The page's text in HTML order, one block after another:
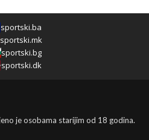
sportski.ba
sportski.mk
sportski.bg
sportski.dk
je osobama starijim od 18 godina.